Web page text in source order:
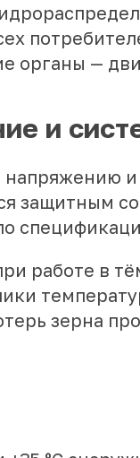
органы —
и
напряжению
защитным
работе в
зерна